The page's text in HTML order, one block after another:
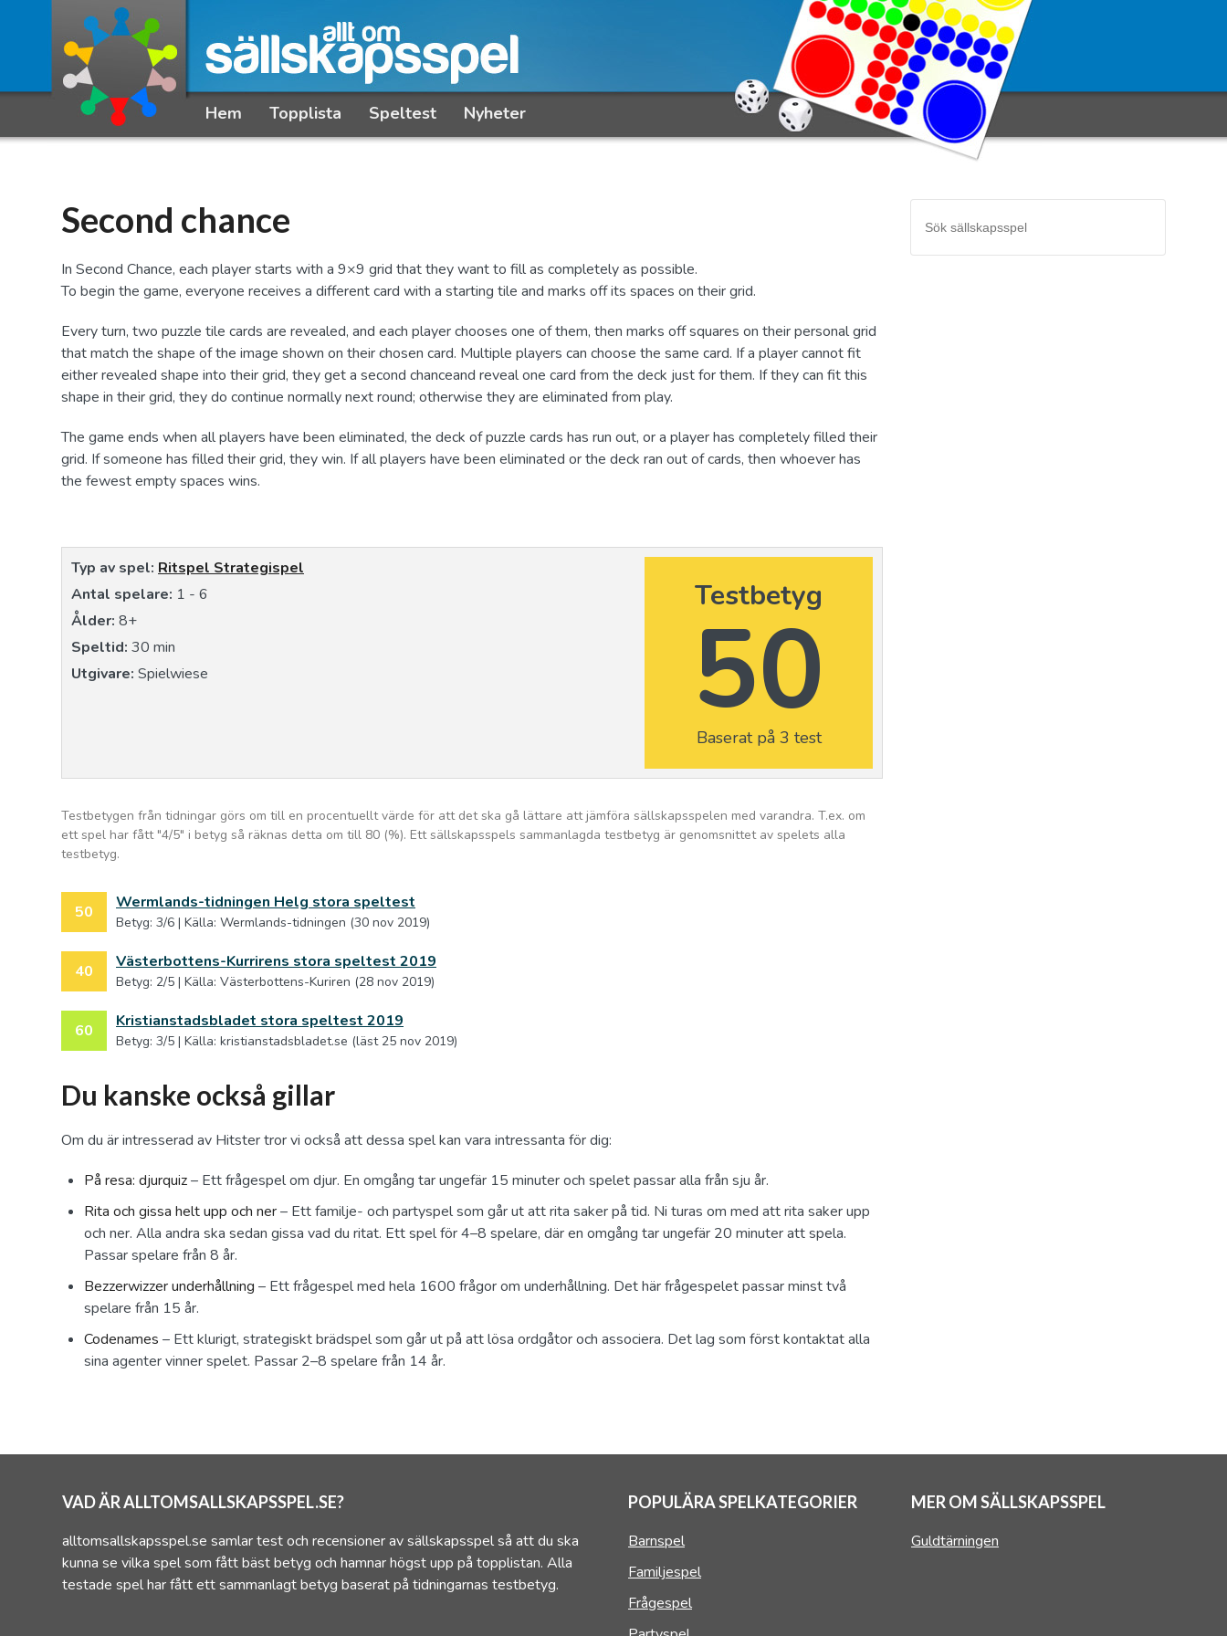
Hem Topplista Speltest Nyheter
Second chance
In Second Chance, each player starts with a 9×9 grid that they want to fill as completely as possible.
To begin the game, everyone receives a different card with a starting tile and marks off its spaces on their grid.
Every turn, two puzzle tile cards are revealed, and each player chooses one of them, then marks off squares on their personal grid
that match the shape of the image shown on their chosen card. Multiple players can choose the same card. If a player cannot fit
either revealed shape into their grid, they get a second chanceand reveal one card from the deck just for them. If they can fit this
shape in their grid, they do continue normally next round; otherwise they are eliminated from play.
The game ends when all players have been eliminated, the deck of puzzle cards has run out, or a player has completely filled their
grid. If someone has filled their grid, they win. If all players have been eliminated or the deck ran out of cards, then whoever has
the fewest empty spaces wins.
Typ av spel: Ritspel Strategispel
Antal spelare: 1 - 6
Ålder: 8+
Speltid: 30 min
Utgivare: Spielwiese
Testbetyg
50
Baserat på 3 test
Testbetygen från tidningar görs om till en procentuellt värde för att det ska gå lättare att jämföra sällskapsspelen med varandra. T.ex. om
ett spel har fått "4/5" i betyg så räknas detta om till 80 (%). Ett sällskapsspels sammanlagda testbetyg är genomsnittet av spelets alla
testbetyg.
50 Wermlands-tidningen Helg stora speltest
Betyg: 3/6 | Källa: Wermlands-tidningen (30 nov 2019)
40 Västerbottens-Kurrirens stora speltest 2019
Betyg: 2/5 | Källa: Västerbottens-Kuriren (28 nov 2019)
60 Kristianstadsbladet stora speltest 2019
Betyg: 3/5 | Källa: kristianstadsbladet.se (läst 25 nov 2019)
Du kanske också gillar
Om du är intresserad av Hitster tror vi också att dessa spel kan vara intressanta för dig:
På resa: djurquiz– Ett frågespel om djur. En omgång tar ungefär 15 minuter och spelet passar alla från sju år.
Rita och gissa helt upp och ner– Ett familje- och partyspel som går ut att rita saker på tid. Ni turas om med att rita saker upp
och ner. Alla andra ska sedan gissa vad du ritat. Ett spel för 4–8 spelare, där en omgång tar ungefär 20 minuter att spela.
Passar spelare från 8 år.
Bezzerwizzer underhållning – Ett frågespel med hela 1600 frågor om underhållning. Det här frågespelet passar minst två
spelare från 15 år.
Codenames – Ett klurigt, strategiskt brädspel som går ut på att lösa ordgåtor och associera. Det lag som först kontaktat alla
sina agenter vinner spelet. Passar 2–8 spelare från 14 år.
VAD ÄR ALLTOMSALLSKAPSSPEL.SE?
alltomsallskapsspel.se samlar test och recensioner av sällskapsspel så att du ska
kunna se vilka spel som fått bäst betyg och hamnar högst upp på topplistan. Alla
testade spel har fått ett sammanlagt betyg baserat på tidningarnas testbetyg.
POPULÄRA SPELKATEGORIER
Barnspel
Familjespel
Frågespel
MER OM SÄLLSKAPSSPEL
Guldtärningen